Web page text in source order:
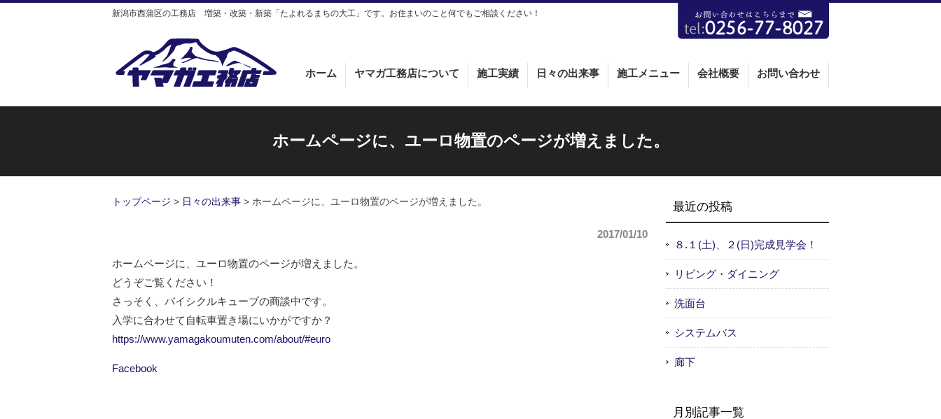
新潟市西蒲区の工務店 増築・改築・新築「たよれるまちの大工」です。お住まいのこと何でもご相談ください！
ホーム ヤマガ工務店について 施工実績 日々の出来事 施工メニュー 会社概要 お問い合わせ
ホームページに、ユーロ物置のページが増えました。
トップページ > 日々の出来事 > ホームページに、ユーロ物置のページが増えました。
2017/01/10
ホームページに、ユーロ物置のページが増えました。
どうぞご覧ください！
さっそく、バイシクルキューブの商談中です。
入学に合わせて自転車置き場にいかがですか？
https://www.yamagakoumuten.com/about/#euro
Facebook
最近の投稿
８.１(土)、２(日)完成見学会！
リビング・ダイニング
洗面台
システムバス
廊下
月別記事一覧